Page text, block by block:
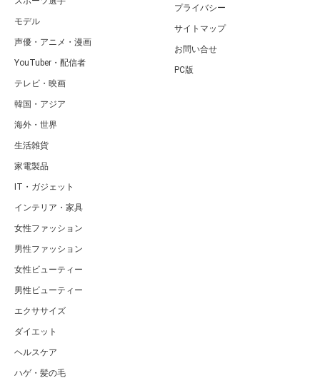
モデル
声優・アニメ・漫画
YouTuber・配信者
テレビ・映画
韓国・アジア
海外・世界
生活雑貨
家電製品
IT・ガジェット
インテリア・家具
女性ファッション
男性ファッション
女性ビューティー
男性ビューティー
エクササイズ
ダイエット
ヘルスケア
ハゲ・髪の毛
プライバシー
サイトマップ
お問い合せ
PC版